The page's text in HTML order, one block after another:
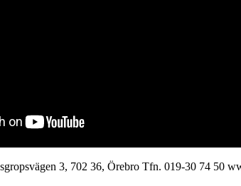
3, 702 36, Örebro Tfn. 019-30 74 50